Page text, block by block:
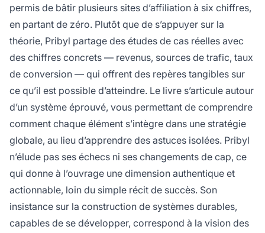
permis de bâtir plusieurs sites d’affiliation à six chiffres,
en partant de zéro. Plutôt que de s’appuyer sur la
théorie, Pribyl partage des études de cas réelles avec
des chiffres concrets — revenus, sources de trafic, taux
de conversion — qui offrent des repères tangibles sur
ce qu’il est possible d’atteindre. Le livre s’articule autour
d’un système éprouvé, vous permettant de comprendre
comment chaque élément s’intègre dans une stratégie
globale, au lieu d’apprendre des astuces isolées. Pribyl
n’élude pas ses échecs ni ses changements de cap, ce
qui donne à l’ouvrage une dimension authentique et
actionnable, loin du simple récit de succès. Son
insistance sur la construction de systèmes durables,
capables de se développer, correspond à la vision des